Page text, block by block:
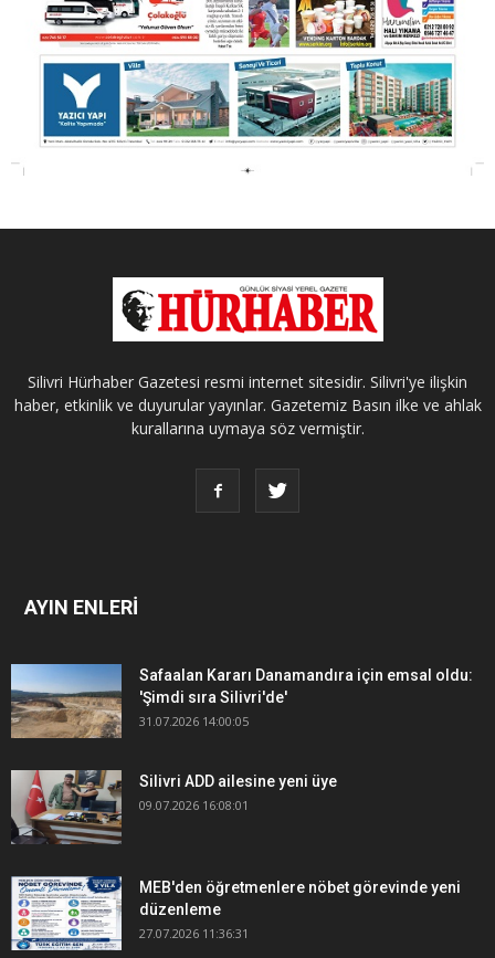
Silivri Hürhaber Gazetesi resmi internet sitesidir. Silivri'ye ilişkin
haber, etkinlik ve duyurular yayınlar. Gazetemiz Basın ilke ve ahlak
kurallarına uymaya söz vermiştir.
AYIN ENLERİ
Safaalan Kararı Danamandıra için emsal oldu:
'Şimdi sıra Silivri'de'
31.07.2026 14:00:05
Silivri ADD ailesine yeni üye
09.07.2026 16:08:01
MEB'den öğretmenlere nöbet görevinde yeni
düzenleme
27.07.2026 11:36:31